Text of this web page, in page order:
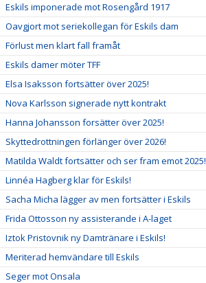
Eskils imponerade mot Rosengård 1917
Oavgjort mot seriekollegan för Eskils dam
Förlust men klart fall framåt
Eskils damer möter TFF
Elsa Isaksson fortsätter över 2025!
Nova Karlsson signerade nytt kontrakt
Hanna Johansson forsätter över 2025!
Skyttedrottningen förlänger över 2026!
Matilda Waldt fortsätter och ser fram emot 2025!
Linnéa Hagberg klar för Eskils!
Sacha Micha lägger av men fortsätter i Eskils
Frida Ottosson ny assisterande i A-laget
Iztok Pristovnik ny Damtränare i Eskils!
Meriterad hemvändare till Eskils
Seger mot Onsala